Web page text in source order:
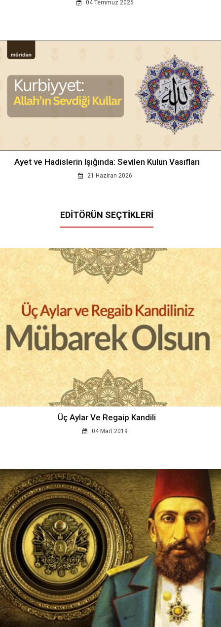
04 Temmuz 2026
Ayet ve Hadislerin Işığında: Sevilen Kulun Vasıfları
21 Haziran 2026
EDİTÖRÜN SEÇTİKLERİ
Üç Aylar Ve Regaip Kandili
04 Mart 2019